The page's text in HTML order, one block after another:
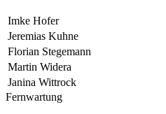
Imke Hofer
Jeremias Kuhne
Florian Stegemann
Martin Widera
Janina Wittrock
Fernwartung